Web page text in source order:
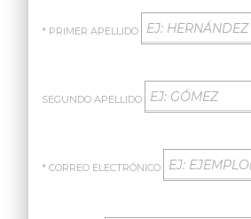
* PRIMER APELLIDO
SEGUNDO APELLIDO
* CORREO ELECTRÓNICO